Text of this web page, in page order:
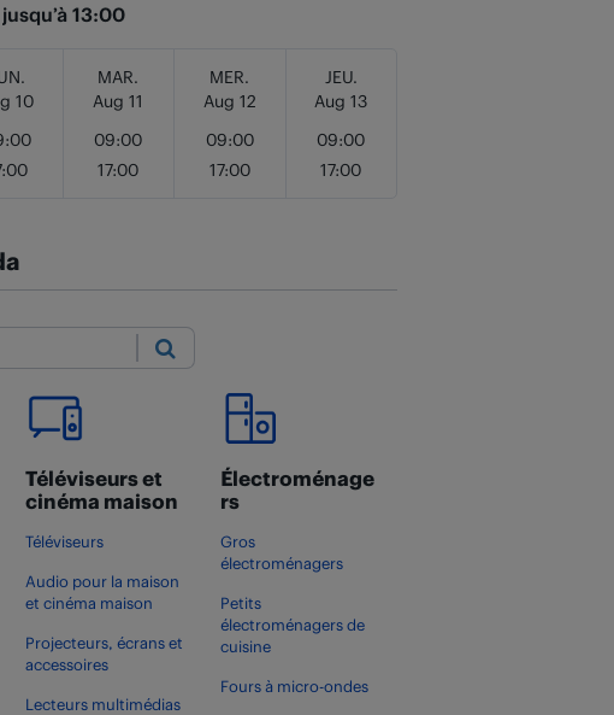
13:00
10
MAR.
Aug 11
09:00
17:00
MER.
Aug 12
09:00
17:00
JEU.
Aug 13
09:00
17:00
Submit
Téléviseurs et
cinéma maison
Téléviseurs
Audio pour la maison
et cinéma maison
Projecteurs, écrans et
accessoires
Lecteurs multimédias
Électroménage
rs
Gros
électroménagers
Petits
électroménagers de
cuisine
Fours à micro-ondes